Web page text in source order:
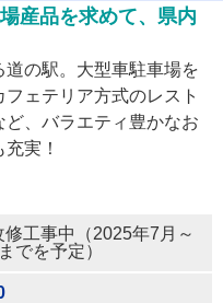
産品を求めて、県内
の駅。大型車駐車場を
ェテリア方式のレスト
、バラエティ豊かなお
実！
工事中（2025年7月～
でを予定）